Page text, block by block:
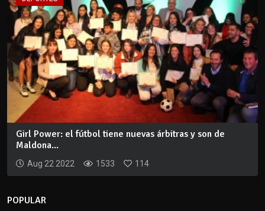
Girl Power: el fútbol tiene nuevas árbitras y son de
Maldona...
Aug 22 2022 1533 114
POPULAR